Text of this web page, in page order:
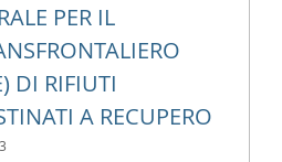
PER IL
DI RIFIUTI
A RECUPERO